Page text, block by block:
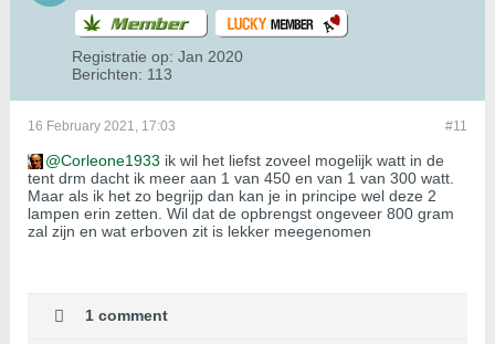
Registratie op: Jan 2020
Berichten: 113
#11
16 February 2021, 17:03
Corleone1933 ik wil het liefst zoveel mogelijk watt in de
tent drm dacht ik meer aan 1 van 450 en van 1 van 300 watt.
Maar als ik het zo begrijp dan kan je in principe wel deze 2
lampen erin zetten. Wil dat de opbrengst ongeveer 800 gram
zal zijn en wat erboven zit is lekker meegenomen
1 comment